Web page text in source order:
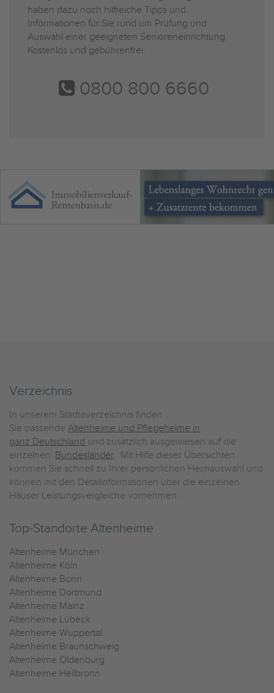
haben dazu noch hilfreiche Tipps und
Informationen für Sie rund um Prüfung und
Auswahl einer geeigneten Senioreneinrichtung.
Kostenlos und gebührenfrei.
0800 800 6660
Verzeichnis
In unserem Städteverzeichnis finden
Sie passende Altenheime und Pflegeheime in
ganz Deutschland und zusätzlich ausgewiesen auf die
einzelnen Bundesländer. Mit Hilfe dieser Übersichten
kommen Sie schnell zu Ihrer persönlichen Heimauswahl und
können mit den Detailinformationen über die einzelnen
Häuser Leistungsvergleiche vornehmen.
Top-Standorte Altenheime
Altenheime München
Altenheime Köln
Altenheime Bonn
Altenheime Dortmund
Altenheime Mainz
Altenheime Lübeck
Altenheime Wuppertal
Altenheime Braunschweig
Altenheime Oldenburg
Altenheime Heilbronn